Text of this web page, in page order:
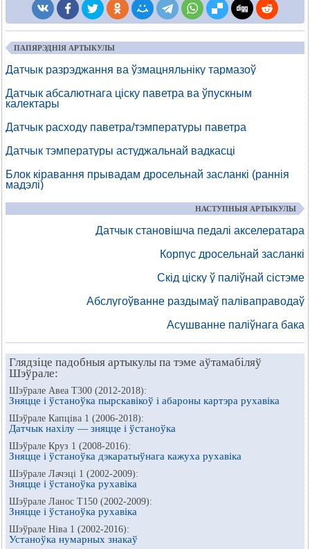
ПАПЯРЭДНІЯ АРТЫКУЛЫ
Датчык разрэджання ва ўзмацняльніку тармазоў
Датчык абсалютнага ціску паветра ва ўпускным
калектары
Датчык расходу паветра/тэмпературы паветра
Датчык тэмпературы астуджальнай вадкасці
Блок кіравання прывадам дросельнай засланкі (раннія
мадэлі)
НАСТУПНЫЯ АРТЫКУЛЫ
Датчык становішча педалі акселератара
Корпус дросельнай засланкі
Скід ціску ў паліўнай сістэме
Абслугоўванне раздымаў паліваправодаў
Асушванне паліўнага бака
Глядзіце падобныя артыкулы па тэме аўтамабіляў
Шэўрале:
Шэўрале Авеа Т300 (2012-2018):
Зняцце і ўстаноўка пырскавікоў і абароны картэра рухавіка
Шэўрале Капціва 1 (2006-2018):
Датчык нахілу — зняцце і ўстаноўка
Шэўрале Круз 1 (2008-2016):
Зняцце і ўстаноўка дэкаратыўнага кажуха рухавіка
Шэўрале Лачэці 1 (2002-2009):
Зняцце і ўстаноўка рухавіка
Шэўрале Ланос Т150 (2002-2009):
Зняцце і ўстаноўка рухавіка
Шэўрале Ніва 1 (2002-2016):
Устаноўка нумарных знакаў